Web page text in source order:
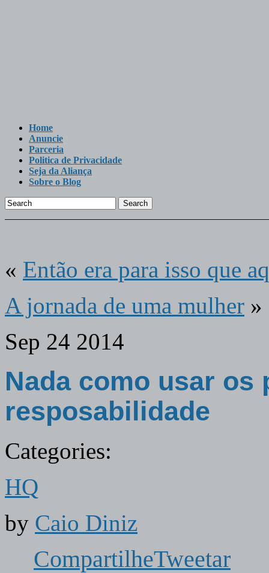
Home
Anuncie
Parceria
Politica de Privacidade
Seja da Aliança
Sobre o Blog
Search
« Então era para isso que
A jornada de uma mulher »
Sep 24 2014
Nada como usar os
resposabilidade
Categories:
HQ
by Caio Diniz
CompartilheTweetar